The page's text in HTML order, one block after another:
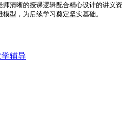
清晰的授课逻辑配合精心设计的讲义资
型，为后续学习奠定坚实基础。
辅导